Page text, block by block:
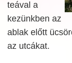
teával a
kezünkben az
ablak előtt
az utcákat.